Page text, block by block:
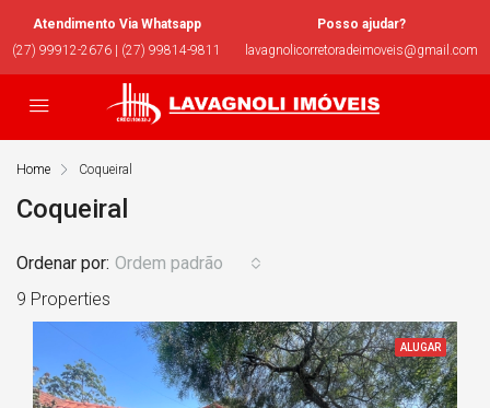
Atendimento Via Whatsapp
(27) 99912-2676 | (27) 99814-9811
Posso ajudar?
lavagnolicorretoradeimoveis@gmail.com
Home Coqueiral
Coqueiral
9 Properties
Ordenar por: Ordem padrão
ALUGAR